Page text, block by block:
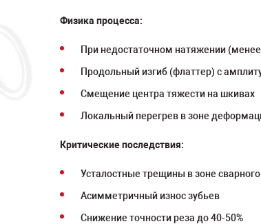
Физика процесса:
При недостаточном натяжении
Продольный изгиб (флаттер) с
Смещение центра тяжести на шкивах
Локальный перегрев в зоне
Критические последствия:
Усталостные трещины в зоне
Асимметричный износ зубьев
Снижение точности реза до 40-50%